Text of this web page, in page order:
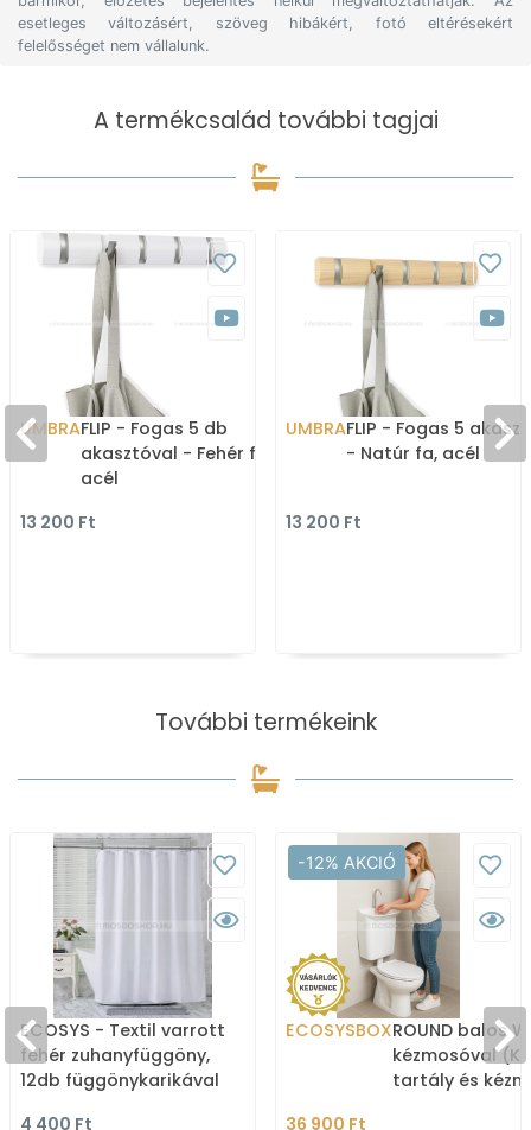
esetleges változásért, szöveg hibákért, fotó eltérésekért
felelősséget nem vállalunk.
A termékcsalád további tagjai
UMBRAFLIP - Fogas 5 db
akasztóval - Fehér fa,
acél
13 200 Ft
UMBRAFLIP - Fogas 5
- Natúr fa, acél
13 200 Ft
További termékeink
ECOSYS - Textil varrott
fehér zuhanyfüggöny,
12db függönykarikával
4 400 Ft
-12% AKCIÓ
ECOSYSBOXROUND balos
kézmosóval
tartály és
36 900 Ft